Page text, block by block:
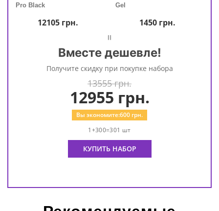
Pro Black
12105грн.
Gel
1450 грн.
Вместе дешевле!
Получите скидку при покупке набора
13555 грн.
12955 грн.
Вы экономите:600 грн.
1+300=301 шт
КУПИТЬ НАБОР